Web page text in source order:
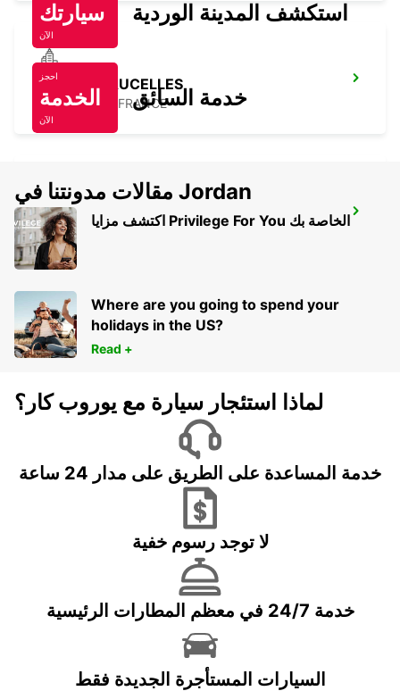
BAYEUX VAUCELLES
VAUCELLES - FRANCE
CHERBOURG DT
CHERBOURG - FRANCE
سيارتك
الآن
استكشف المدينة الوردية
احجز
الخدمة
الآن
خدمة السائق
مقالات مدونتنا في Jordan
اكتشف مزايا Privilege For You الخاصة بك
Where are you going to spend your
holidays in the US?
Read +
لماذا استئجار سيارة مع يوروب كار؟
خدمة المساعدة على الطريق على مدار 24 ساعة
لا توجد رسوم خفية
خدمة 24/7 في معظم المطارات الرئيسية
السيارات المستأجرة الجديدة فقط